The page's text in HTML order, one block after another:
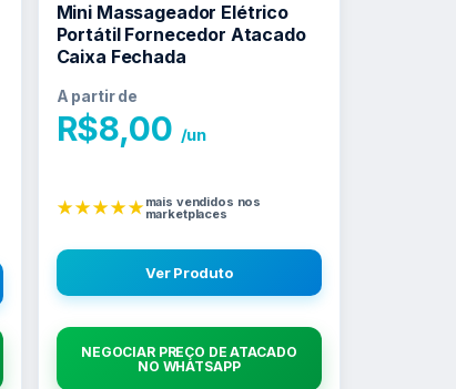
Mini Massageador Elétrico
Portátil Fornecedor Atacado
Caixa Fechada
A partir de
R$8,00 /un
★★★★★mais vendidos nos
marketplaces
Ver Produto
NEGOCIAR PREÇO DE ATACADO
NO WHATSAPP